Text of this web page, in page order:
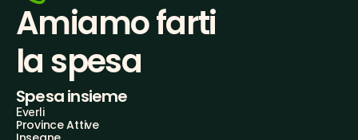
Amiamo farti
la spesa
Spesa insieme
Everli
Province Attive